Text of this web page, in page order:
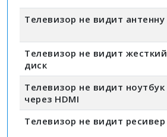
Телевизор не видит антенну
Телевизор не видит жесткий
диск
Телевизор не видит ноутбук
через HDMI
Телевизор не видит ресивер